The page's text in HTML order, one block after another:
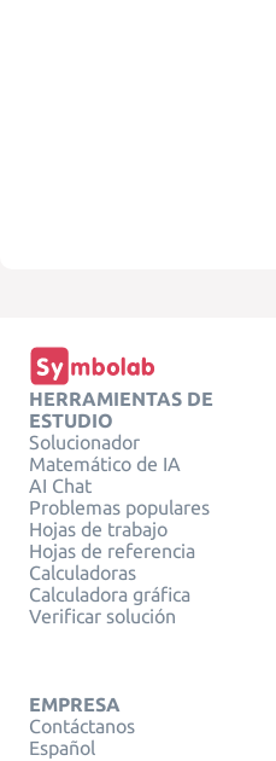
HERRAMIENTAS DE
ESTUDIO
Solucionador
Matemático de IA
AI Chat
Problemas populares
Hojas de trabajo
Hojas de referencia
Calculadoras
Calculadora gráfica
Verificar solución
EMPRESA
Contáctanos
Español